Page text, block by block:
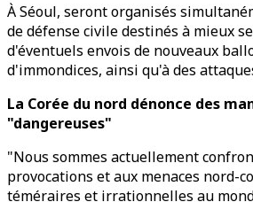
À Séoul, seront organisés
de défense civile destinés à mieux
d'éventuels envois de nouveaux
d'immondices, ainsi qu'à des
La Corée du nord dénonce des
"dangereuses"
"Nous sommes actuellement
provocations et aux menaces nord-
téméraires et irrationnelles au